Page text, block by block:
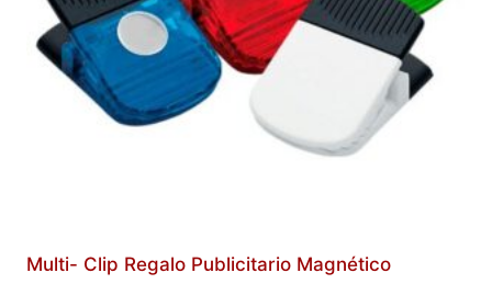
Multi- Clip Regalo Publicitario Magnético